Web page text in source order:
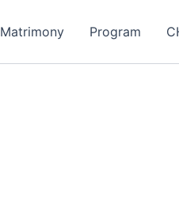
Matrimony Program